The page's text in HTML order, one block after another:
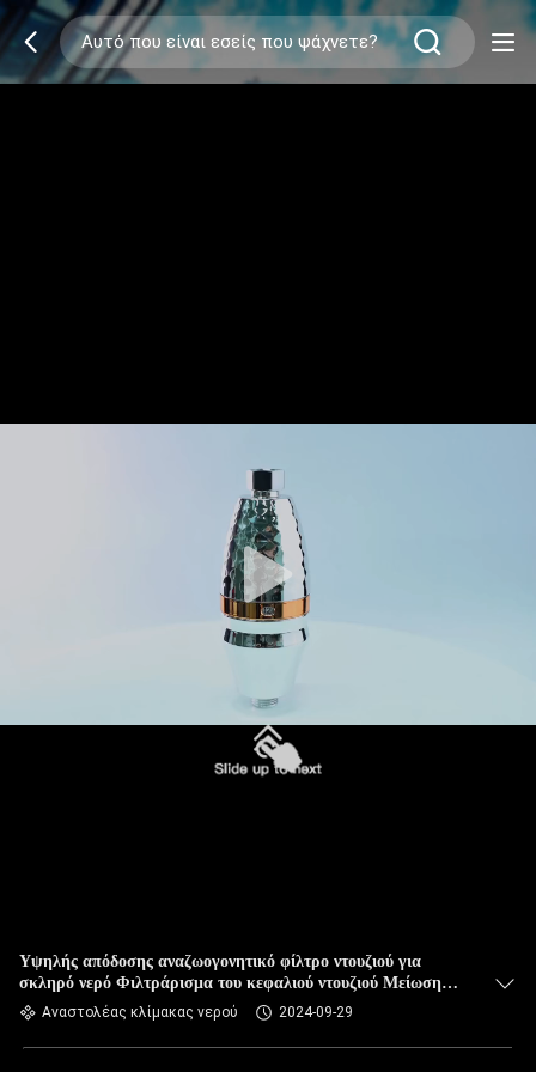
Υψηλής απόδοσης αναζωογονητικό φίλτρο ντουζιού για
σκληρό νερό Φιλτράρισμα του κεφαλιού ντουζιού Μείωση
ξηρού κνησμού του δέρματος
Αναστολέας κλίμακας νερού 2024-09-29